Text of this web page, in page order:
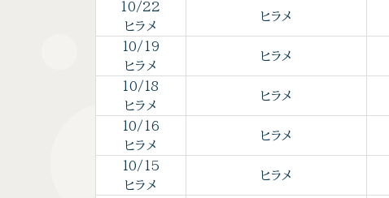
10/22
ヒラメ
ヒラメ
10/19
ヒラメ
ヒラメ
10/18
ヒラメ
ヒラメ
10/16
ヒラメ
ヒラメ
10/15
ヒラメ
ヒラメ